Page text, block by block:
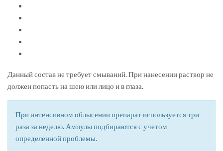
Данный состав не требует смываний. При нанесении раствор не
должен попасть на шею или лицо и в глаза.
При интенсивном облысении препарат используется три
раза за неделю. Ампулы подбираются с учетом
определенной проблемы.